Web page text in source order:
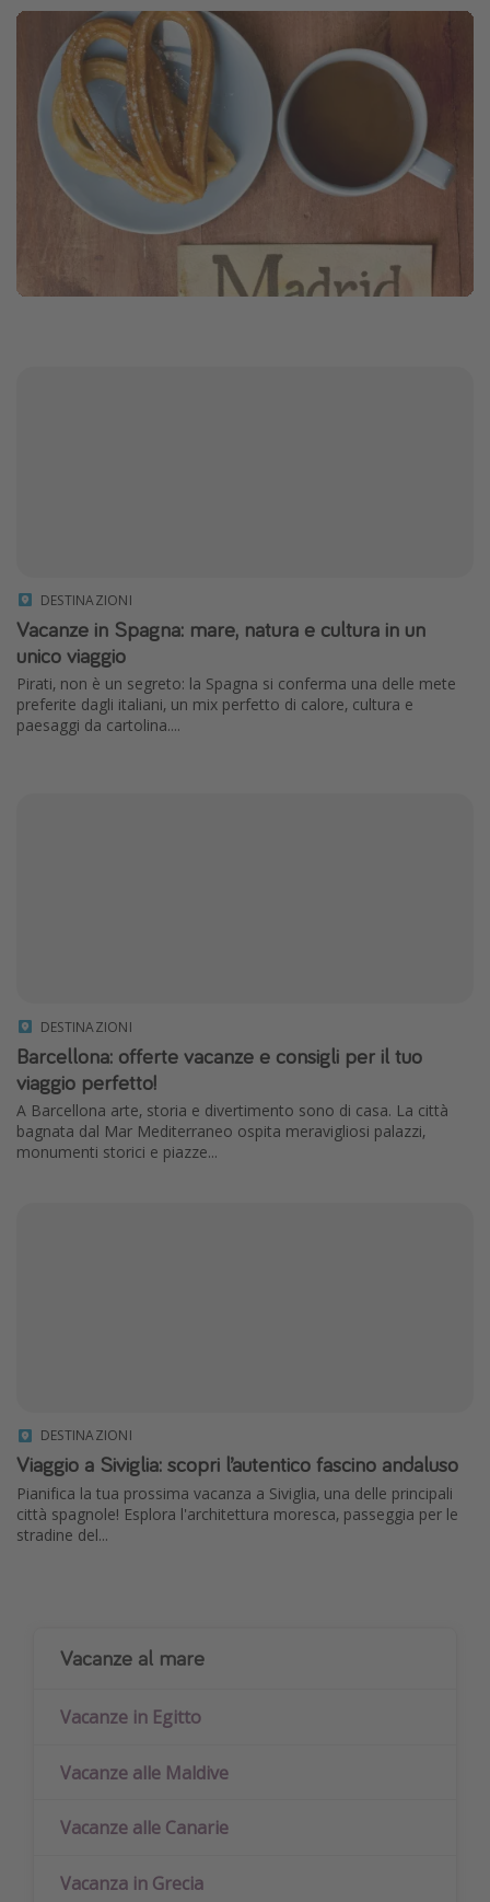
DESTINAZIONI
Vacanze in Spagna: mare, natura e cultura in un
unico viaggio
Pirati, non è un segreto: la Spagna si conferma una delle mete
preferite dagli italiani, un mix perfetto di calore, cultura e
paesaggi da cartolina....
DESTINAZIONI
Barcellona: offerte vacanze e consigli per il tuo
viaggio perfetto!
A Barcellona arte, storia e divertimento sono di casa. La città
bagnata dal Mar Mediterraneo ospita meravigliosi palazzi,
monumenti storici e piazze...
DESTINAZIONI
Viaggio a Siviglia: scopri l’autentico fascino andaluso
Pianifica la tua prossima vacanza a Siviglia, una delle principali
città spagnole! Esplora l'architettura moresca, passeggia per le
stradine del...
Vacanze al mare
Vacanze in Egitto
Vacanze alle Maldive
Vacanze alle Canarie
Vacanza in Grecia